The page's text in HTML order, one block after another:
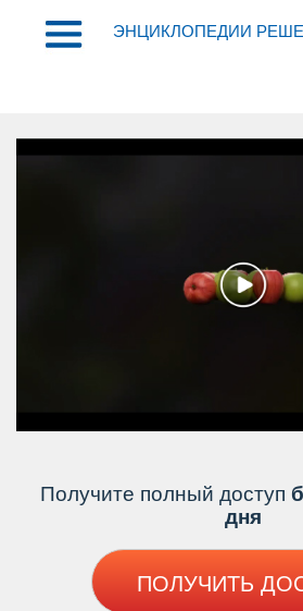
ЭНЦИКЛОПЕДИИ
Получите полный доступ
дня
ПОЛУЧИТЬ